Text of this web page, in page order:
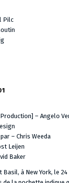
Pilc
– Angelo
– Chris Weeda
Leijen
Baker
Basil, à New York, le